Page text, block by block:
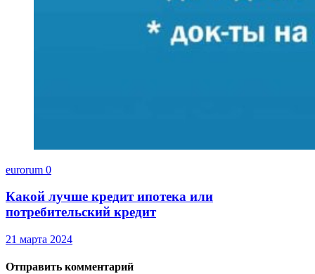
eurorum 0
Какой лучше кредит ипотека или
потребительский кредит
21 марта 2024
Отправить комментарий